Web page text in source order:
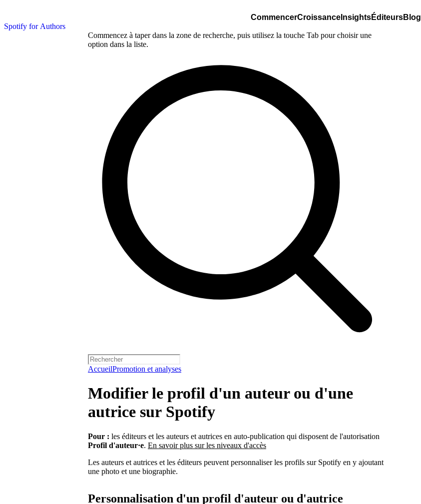
Spotify for Authors
CommencerCroissanceInsightsÉditeursBlog
Commencez à taper dans la zone de recherche, puis utilisez la touche Tab pour choisir une
option dans la liste.
AccueilPromotion et analyses
Modifier le profil d'un auteur ou d'une
autrice sur Spotify
Pour : les éditeurs et les auteurs et autrices en auto-publication qui disposent de l'autorisation
Profil d'auteur·e. En savoir plus sur les niveaux d'accès
Les auteurs et autrices et les éditeurs peuvent personnaliser les profils sur Spotify en y ajoutant
une photo et une biographie.
Personnalisation d'un profil d'auteur ou d'autrice